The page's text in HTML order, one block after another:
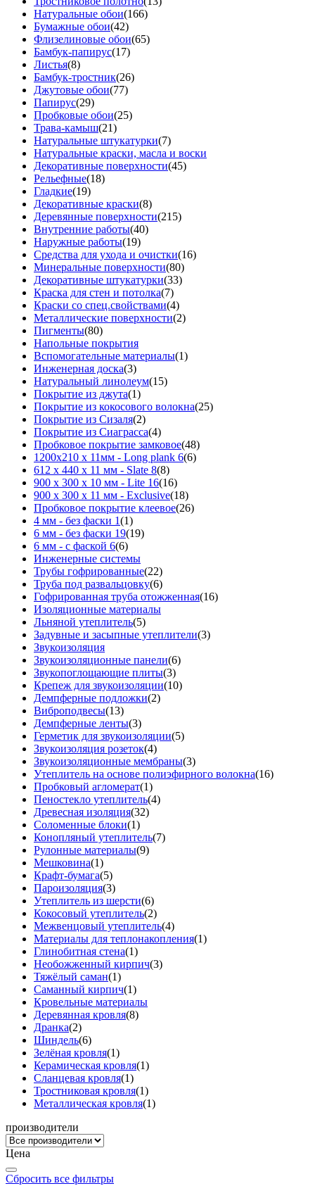
Натуральные обои(166)
Бумажные обои(42)
Флизелиновые обои(65)
Бамбук-папирус(17)
Листья(8)
Бамбук-тростник(26)
Джутовые обои(77)
Папирус(29)
Пробковые обои(25)
Трава-камыш(21)
Натуральные штукатурки(7)
Натуральные краски, масла и воски
Декоративные поверхности(45)
Рельефные(18)
Гладкие(19)
Декоративные краски(8)
Деревянные поверхности(215)
Внутренние работы(40)
Наружные работы(19)
Средства для ухода и очистки(16)
Минеральные поверхности(80)
Декоративные штукатурки(33)
Краска для стен и потолка(7)
Краски со спец.свойствами(4)
Металлические поверхности(2)
Пигменты(80)
Напольные покрытия
Вспомогательные материалы(1)
Инженерная доска(3)
Натуральный линолеум(15)
Покрытие из джута(1)
Покрытие из кокосового волокна(25)
Покрытие из Сизаля(2)
Покрытие из Сиаграсса(4)
Пробковое покрытие замковое(48)
1200х210 х 11мм - Long plank 6(6)
612 х 440 х 11 мм - Slate 8(8)
900 х 300 х 10 мм - Lite 16(16)
900 х 300 х 11 мм - Exclusive(18)
Пробковое покрытие клеевое(26)
4 мм - без фаски 1(1)
6 мм - без фаски 19(19)
6 мм - с фаской 6(6)
Инженерные системы
Трубы гофрированные(22)
Труба под развальцовку(6)
Гофрированная труба отожженная(16)
Изоляционные материалы
Льняной утеплитель(5)
Задувные и засыпные утеплители(3)
Звукоизоляция
Звукоизоляционные панели(6)
Звукопоглощающие плиты(3)
Крепеж для звукоизоляции(10)
Демпферные подложки(2)
Виброподвесы(13)
Демпферные ленты(3)
Герметик для звукоизоляции(5)
Звукоизоляция розеток(4)
Звукоизоляционные мембраны(3)
Утеплитель на основе полиэфирного волокна(16)
Пробковый агломерат(1)
Пеностекло утеплитель(4)
Древесная изоляция(32)
Соломенные блоки(1)
Конопляный утеплитель(7)
Рулонные материалы(9)
Мешковина(1)
Крафт-бумага(5)
Пароизоляция(3)
Утеплитель из шерсти(6)
Кокосовый утеплитель(2)
Межвенцовый утеплитель(4)
Материалы для теплонакопления(1)
Глинобитная стена(1)
Необожженный кирпич(3)
Тяжёлый саман(1)
Саманный кирпич(1)
Кровельные материалы
Деревянная кровля(8)
Дранка(2)
Шиндель(6)
Зелёная кровля(1)
Керамическая кровля(1)
Сланцевая кровля(1)
Тростниковая кровля(1)
Металлическая кровля(1)
производители
Цена
Сбросить все фильтры